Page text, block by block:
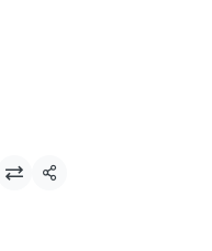
Share